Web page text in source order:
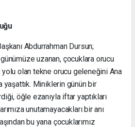
Abdurrahman Dursun;
günümüze uzanan, çocuklara orucu
olan tekne orucu geleneğini Ana
yaşattık. Miniklerin günün bir
öğle ezanıyla iftar yaptıkları
unutamayacakları bir anı
bu yana çocuklarımız